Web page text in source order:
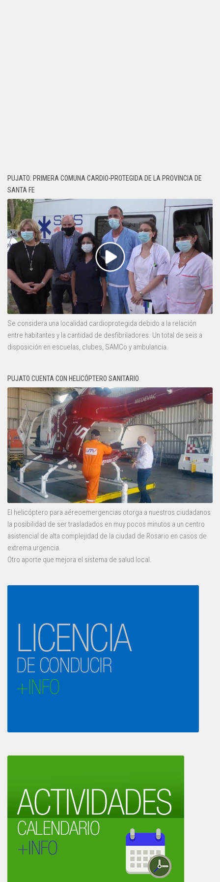
PUJATO: PRIMERA COMUNA CARDIO-PROTEGIDA DE LA PROVINCIA DE
SANTA FE
Se considera una localidad cardioprotegida debido a la relación
entre habitantes y la cantidad de desfibriladores. Un total de seis a
disposición en escuelas, clubes, SAMCo y ambulancia.
PUJATO CUENTA CON HELICÓPTERO SANITARIO
El helicóptero para aéreoemergencias otorga a nuestros ciudadanos
la posibilidad de ser trasladados en muy pocos minutos a un centro
asistencial de alta complejidad de la ciudad de Rosario en casos de
extrema urgencia.
Otro aporte que mejora el sistema de salud local.